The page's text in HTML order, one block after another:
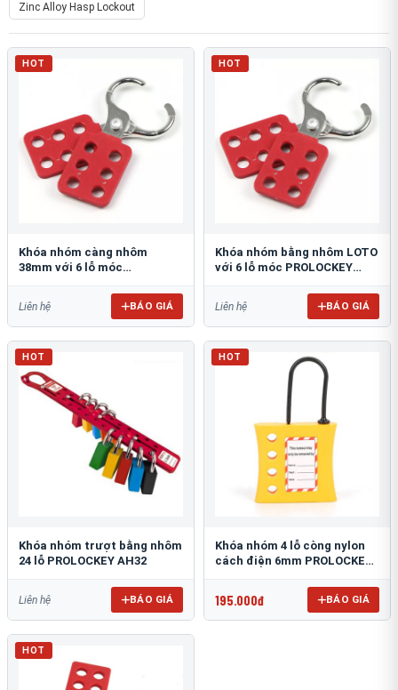
Zinc Alloy Hasp Lockout
HOT
Khóa nhóm càng nhôm
38mm với 6 lỗ móc
Liên hệ BÁO GIÁ
HOT
Khóa nhóm bằng nhôm LOTO
với 6 lỗ móc PROLOCKEY
Liên hệ BÁO GIÁ
HOT
Khóa nhóm trượt bằng nhôm
24 lỗ PROLOCKEY AH32
Liên hệ BÁO GIÁ
HOT
Khóa nhóm 4 lỗ còng nylon
cách điện 6mm PROLOCKEY
195.000đ BÁO GIÁ
HOT